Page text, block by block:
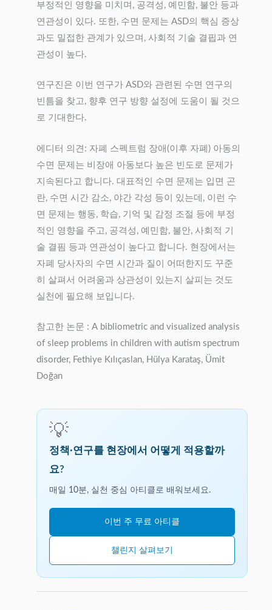
부정적인 영향을 미치며, 공격성, 예민함, 불안 등과
연관성이 있다. 또한, 수면 문제는 ASD의 핵심 증상
과도 밀접한 관계가 있으며, 사회적 기술 결핍과 연
관성이 높다.
연구진은 이번 연구가 ASD와 관련된 수면 연구의
빈틈을 찾고, 향후 연구 방향 설정에 도움이 될 것으
로 기대한다.
에디터 의견: 자폐 스펙트럼 장애(이후 자폐) 아동의
수면 문제는 비장애 아동보다 높은 빈도로 문제가
지속된다고 합니다. 대표적인 수면 문제는 입면 곤
란, 수면 시간 감소, 야간 각성 등이 있는데, 이런 수
면 문제는 행동, 학습, 기억 및 감정 조절 등에 부정
적인 영향을 주고, 공격성, 예민함, 불안, 사회적 기
술 결핌 등과 연관성이 높다고 합니다. 현장에서는
자폐 당사자의 수면 시간과 질이 어떠한지도 꾸준
히 살펴서 어려움과 상관성이 있는지 살피는 것도
실천에 필요해 보입니다.
참고한 논문 : A bibliometric and visualized analysis
of sleep problems in children with autism spectrum
disorder, Fethiye Kılıçaslan, Hülya Karataş, Ümit
Doğan
💡
정책·연구를 현장에서 어떻게 적용할까
요?
매일 10분, 실천 중심 아티클로 배워보세요.
이번 주 무료 아티클
챌린지 살펴보기